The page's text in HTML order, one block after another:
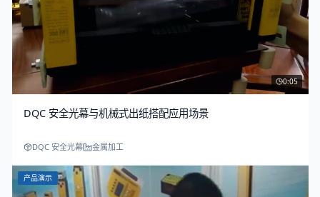
0:05
DQC 安全光幕与机械式出纸搭配应用场景
DQC 安全光幕 金属加工
产品演示